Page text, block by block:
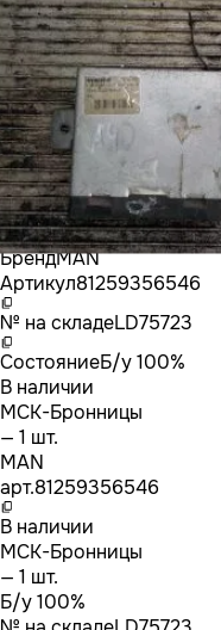
БрендMAN
Артикул81259356546
№ на складеLD75723
СостояниеБ/у 100%
В наличии
МСК-Бронницы
— 1 шт.
MAN
арт.81259356546
В наличии
МСК-Бронницы
— 1 шт.
Б/у 100%